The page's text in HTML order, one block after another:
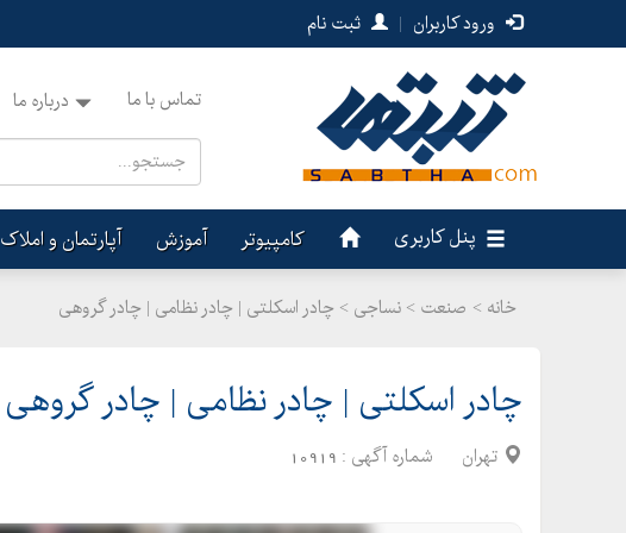
ورود کاربران | ثبت نام
تماس با ما درباره ما
پنل کاربری کامپیوتر آموزش آپارتمان و املاک
خانه > صنعت > نساجی > چادر اسکلتی | چادر نظامی | چادر گروهی
چادر اسکلتی | چادر نظامی | چادر گروهی
تهران شماره آگهی : 10919